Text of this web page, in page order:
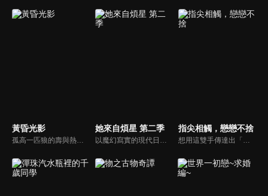
黃昏光影 她來自煩星 第二季 指尖相觸，戀戀不捨